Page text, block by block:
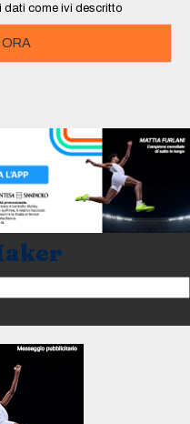
dati come ivi descritto
ORA